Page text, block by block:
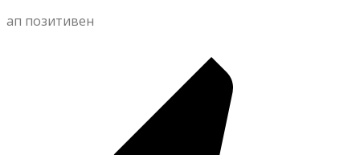
ап позитивен